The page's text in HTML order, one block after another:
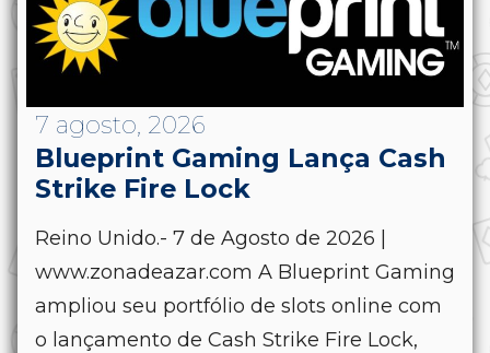
7 agosto, 2026
Blueprint Gaming Lança Cash
Strike Fire Lock
Reino Unido.- 7 de Agosto de 2026 |
www.zonadeazar.com A Blueprint Gaming
ampliou seu portfólio de slots online com
o lançamento de Cash Strike Fire Lock,